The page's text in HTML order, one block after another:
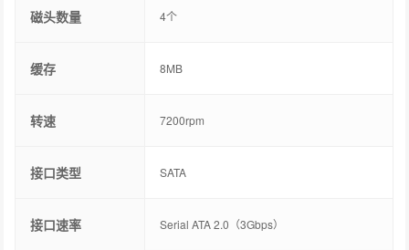
磁头数量 4个
缓存 8MB
转速 7200rpm
接口类型 SATA
接口速率 Serial ATA 2.0（3Gbps）